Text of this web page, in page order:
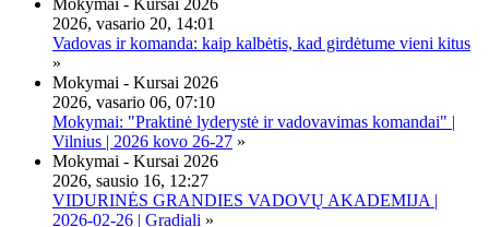
Mokymai - Kursai 2026
2026, vasario 20, 14:01
Vadovas ir komanda: kaip kalbėtis, kad girdėtume vieni kitus
»
Mokymai - Kursai 2026
2026, vasario 06, 07:10
Mokymai: "Praktinė lyderystė ir vadovavimas komandai" |
Vilnius | 2026 kovo 26-27 »
Mokymai - Kursai 2026
2026, sausio 16, 12:27
VIDURINĖS GRANDIES VADOVŲ AKADEMIJA |
2026-02-26 | Gradiali »